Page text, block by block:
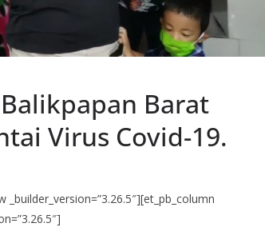
Barat
Virus Covid-19.
_builder_version=”3.26.5″][et_pb_column